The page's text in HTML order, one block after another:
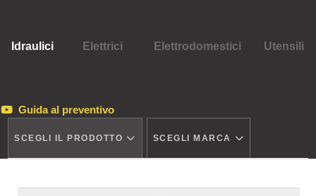
Idraulici Elettrici Elettrodomestici Utensili
Guida al preventivo
SCEGLI IL PRODOTTO SCEGLI MARCA